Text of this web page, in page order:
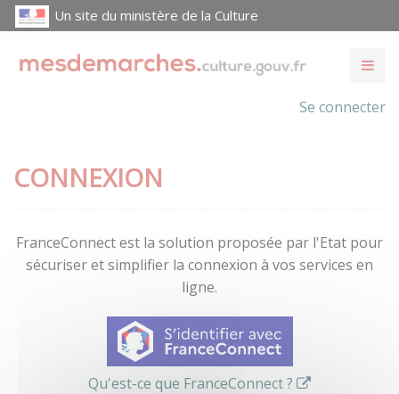
Un site du ministère de la Culture
Se connecter
CONNEXION
FranceConnect est la solution proposée par l'Etat pour
sécuriser et simplifier la connexion à vos services en
ligne.
Qu'est-ce que FranceConnect ?